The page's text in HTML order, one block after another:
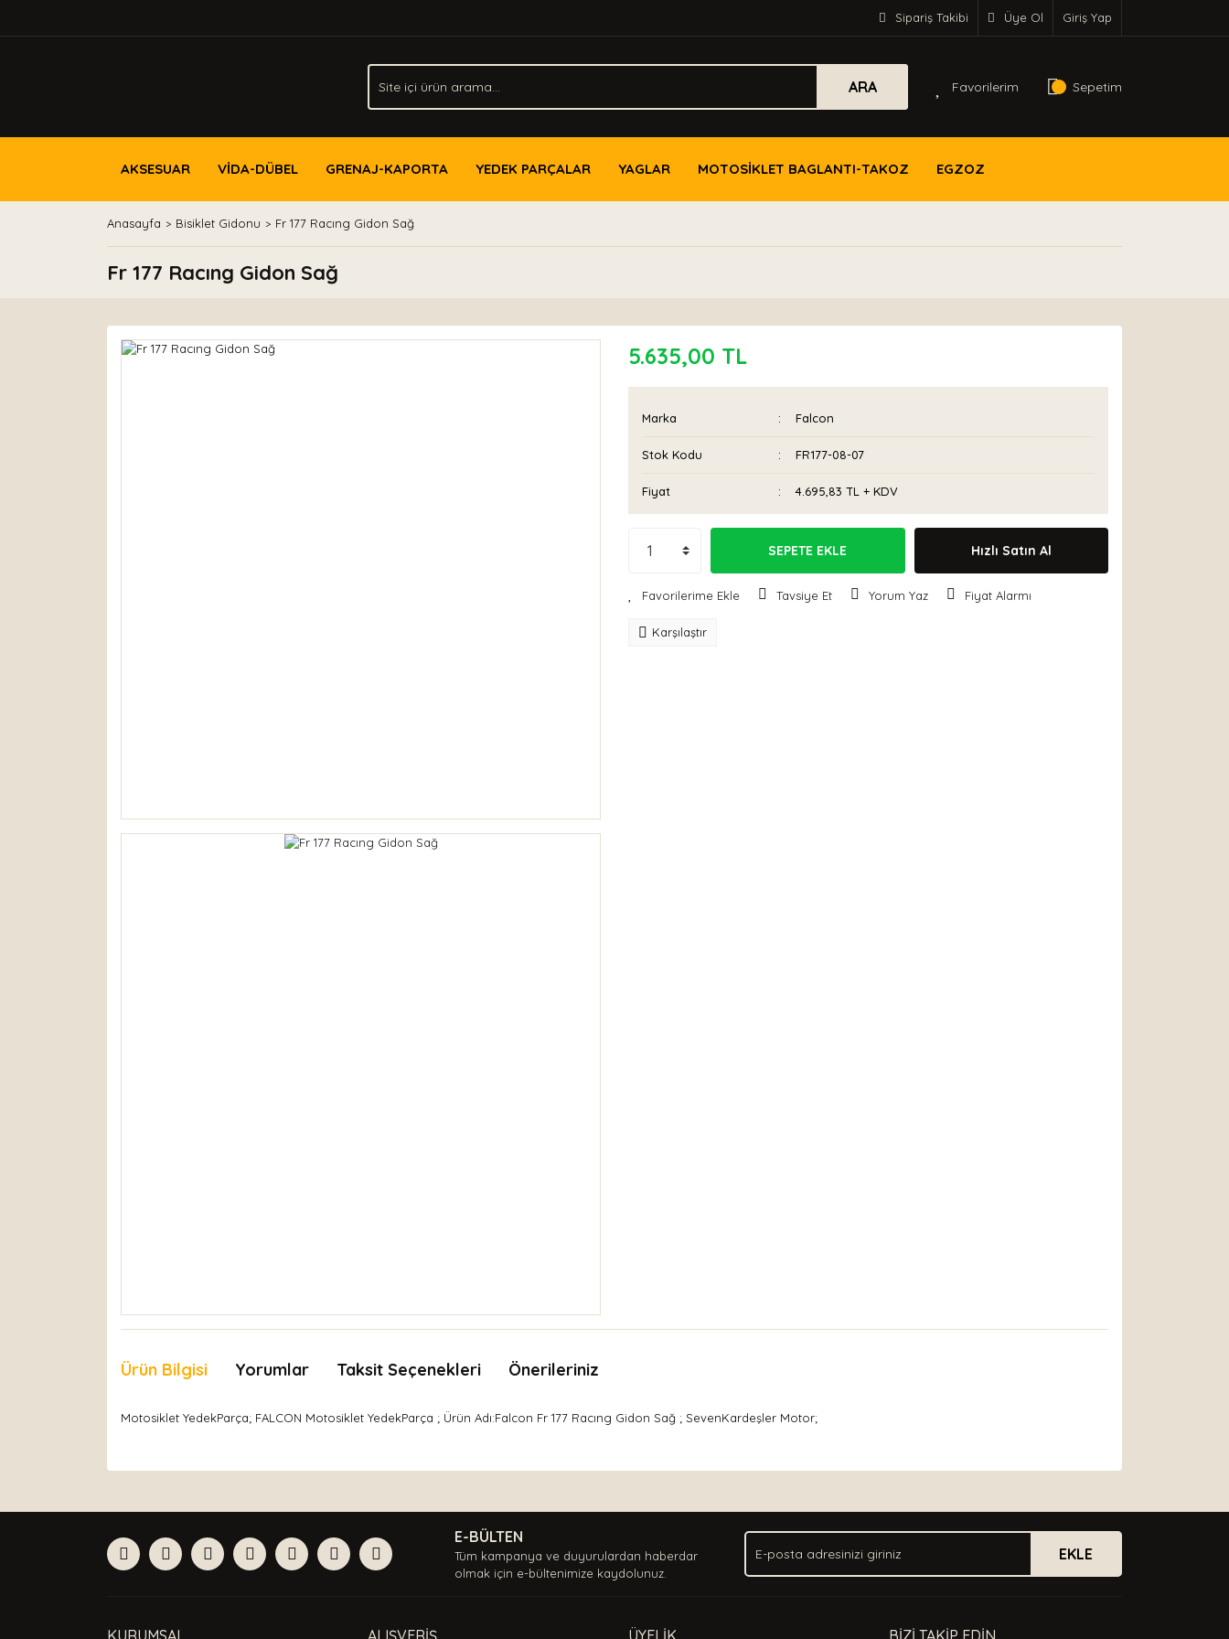
Sipariş Takibi Üye Ol Giriş Yap
ARA Favorilerim Sepetim
AKSESUAR VİDA-DÜBEL GRENAJ-KAPORTA YEDEK PARÇALAR YAGLAR MOTOSİKLET BAGLANTI-TAKOZ EGZOZ
Anasayfa Bisiklet Gidonu Fr 177 Racıng Gidon Sağ
Fr 177 Racıng Gidon Sağ
5.635,00 TL
Marka Falcon
Stok Kodu FR177-08-07
Fiyat 4.695,83 TL + KDV
SEPETE EKLE Hızlı Satın Al
Tavsiye Et Yorum Yaz Fiyat Alarmı
Karşılaştır
Ürün Bilgisi Yorumlar Taksit Seçenekleri Önerileriniz
Motosiklet YedekParça; FALCON Motosiklet YedekParça ; Ürün Adı:Falcon Fr 177 Racıng Gidon Sağ ; SevenKardeşler Motor;
Ürün açıklamasında eksik bilgiler bulunuyor.
Bu ürüne benzer farklı alternatifler olmalı.
E-BÜLTEN
Tüm kampanya ve duyurulardan haberdar
olmak için e-bültenimize kaydolunuz.
EKLE
KURUMSAL ALIŞVERİŞ ÜYELİK BİZİ TAKİP EDİN